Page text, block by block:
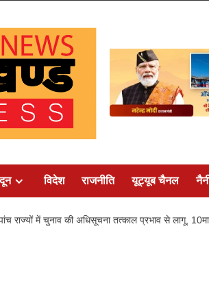
विदेश राजनीति यूट्यूब चैनल
राज्यों में चुनाव की अधिसूचना तत्काल प्रभाव से लागू,